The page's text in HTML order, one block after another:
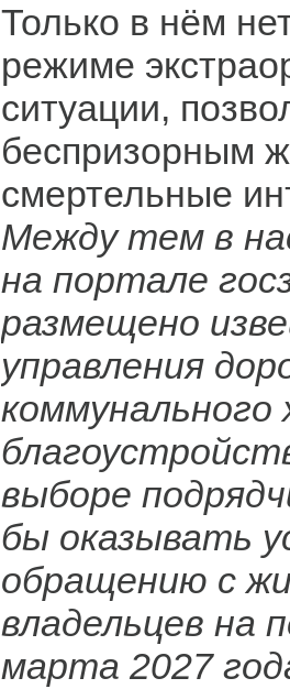
Только в нём
режиме
ситуации,
беспризорным
смертельные
Между тем в
на портале
размещено
управления
коммунального
выборе
бы оказывать
обращению с
владельцев на
марта 2027